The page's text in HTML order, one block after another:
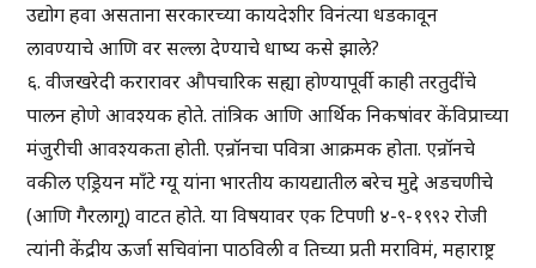
उद्योग हवा असताना सरकारच्या कायदेशीर विनंत्या धडकावून
लावण्याचे आणि वर सल्ला देण्याचे धाष्य कसे झाले?
६. वीजखरेदी करारावर औपचारिक सह्या होण्यापूर्वी काही तरतुदींचे
पालन होणे आवश्यक होते. तांत्रिक आणि आर्थिक निकषांवर केंविप्राच्या
मंजुरीची आवश्यकता होती. एन्रॉनचा पवित्रा आक्रमक होता. एन्रॉनचे
वकील एड्रियन माँटे ग्यू यांना भारतीय कायद्यातील बरेच मुद्दे अडचणीचे
(आणि गैरलागू) वाटत होते. या विषयावर एक टिपणी ४-९-१९९२ रोजी
त्यांनी केंद्रीय ऊर्जा सचिवांना पाठविली व तिच्या प्रती मराविमं, महाराष्ट्र